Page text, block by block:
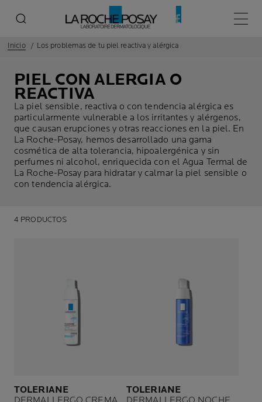
Menú
Inicio Los problemas de tu piel reactiva y alérgica
PIEL CON ALERGIA O
REACTIVA
La piel sensible, reactiva o con tendencia alérgica es
particularmente vulnerable a los irritantes y alérgenos,
que causan erupciones y otras reacciones en la piel. En
La Roche-Posay, hemos desarrollado una gama
cosmética de alta tolerancia, hipoalergénica y sin
perfumes ni alcohol, enriquecida con el Agua Termal de
La Roche-Posay para hidratar y calmar la piel sensible o
con tendencia alérgica.
4 PRODUCTOS
TOLERIANE
TOLERIANE